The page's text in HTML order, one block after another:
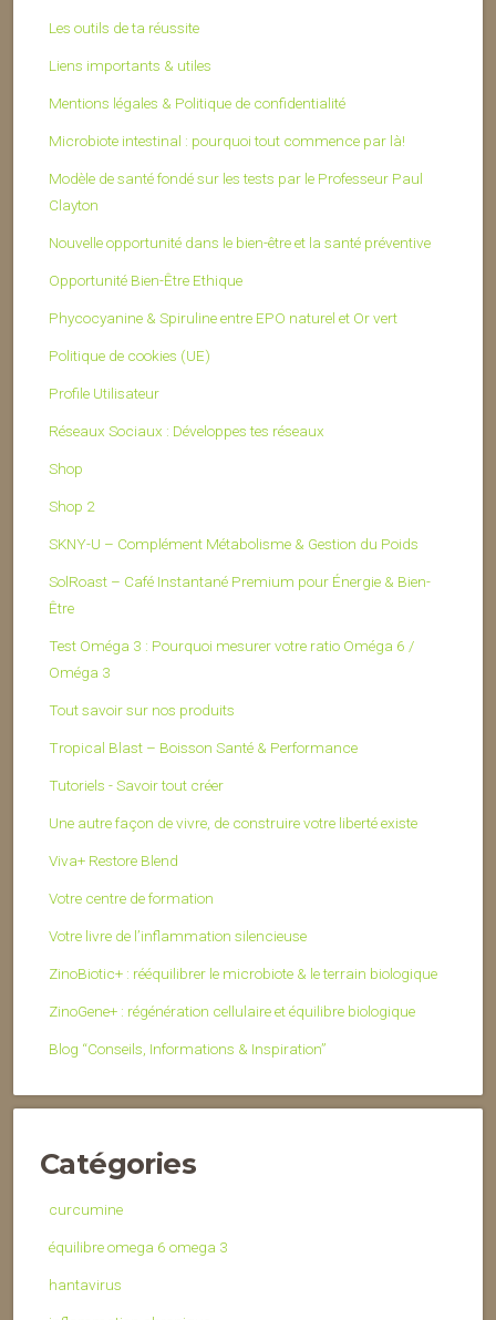
Les outils de ta réussite
Liens importants & utiles
Mentions légales & Politique de confidentialité
Microbiote intestinal : pourquoi tout commence par là!
Modèle de santé fondé sur les tests par le Professeur Paul
Clayton
Nouvelle opportunité dans le bien-être et la santé préventive
Opportunité Bien-Être Ethique
Phycocyanine & Spiruline entre EPO naturel et Or vert
Politique de cookies (UE)
Profile Utilisateur
Réseaux Sociaux : Développes tes réseaux
Shop
Shop 2
SKNY-U – Complément Métabolisme & Gestion du Poids
SolRoast – Café Instantané Premium pour Énergie & Bien-
Être
Test Oméga 3 : Pourquoi mesurer votre ratio Oméga 6 /
Oméga 3
Tout savoir sur nos produits
Tropical Blast – Boisson Santé & Performance
Tutoriels - Savoir tout créer
Une autre façon de vivre, de construire votre liberté existe
Viva+ Restore Blend
Votre centre de formation
Votre livre de l’inflammation silencieuse
ZinoBiotic+ : rééquilibrer le microbiote & le terrain biologique
ZinoGene+ : régénération cellulaire et équilibre biologique
Blog “Conseils, Informations & Inspiration”
Catégories
curcumine
équilibre omega 6 omega 3
hantavirus